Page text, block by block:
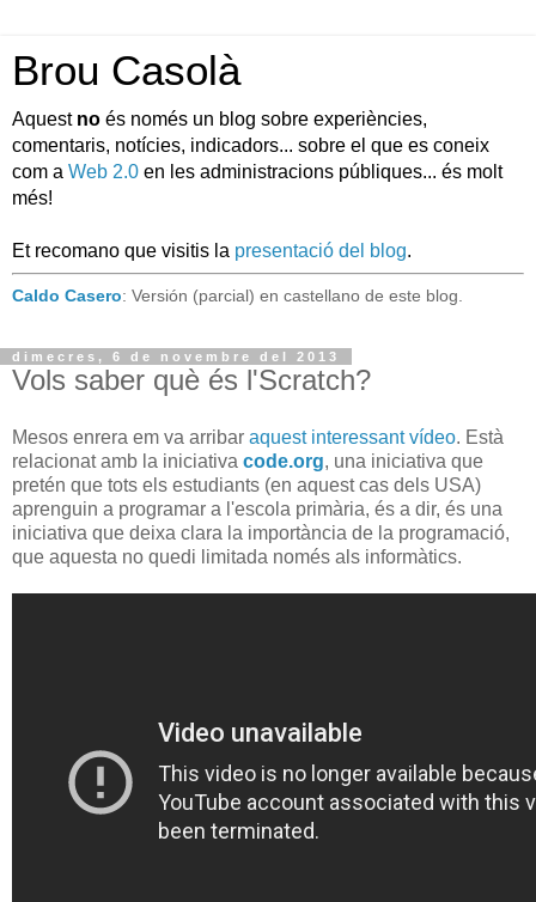
Brou Casolà
Aquest no és només un blog sobre experiències,
comentaris, notícies, indicadors... sobre el que es coneix
com a Web 2.0 en les administracions públiques... és molt
més!
Et recomano que visitis la presentació del blog.
Caldo Casero: Versión (parcial) en castellano de este blog.
dimecres, 6 de novembre del 2013
Vols saber què és l'Scratch?
Mesos enrera em va arribar aquest interessant vídeo. Està
relacionat amb la iniciativa code.org, una iniciativa que
pretén que tots els estudiants (en aquest cas dels USA)
aprenguin a programar a l'escola primària, és a dir, és una
iniciativa que deixa clara la importància de la programació,
que aquesta no quedi limitada només als informàtics.